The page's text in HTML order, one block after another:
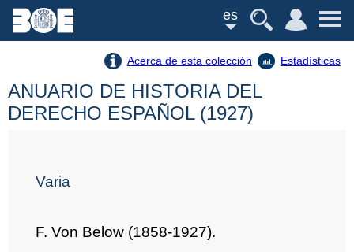
es
Acerca de esta colección Estadísticas
ANUARIO DE HISTORIA DEL
DERECHO ESPAÑOL (1927)
Varia
F. Von Below (1858-1927).